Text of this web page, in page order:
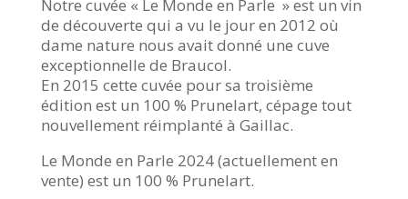
Notre cuvée « Le Monde en Parle » est un vin
de découverte qui a vu le jour en 2012 où
dame nature nous avait donné une cuve
exceptionnelle de Braucol.
En 2015 cette cuvée pour sa troisième
édition est un 100 % Prunelart, cépage tout
nouvellement réimplanté à Gaillac.
Le Monde en Parle 2024 (actuellement en
vente) est un 100 % Prunelart.